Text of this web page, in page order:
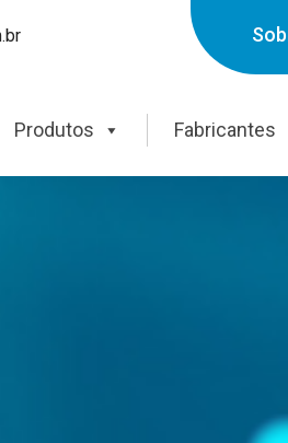
Produtos Fabricantes